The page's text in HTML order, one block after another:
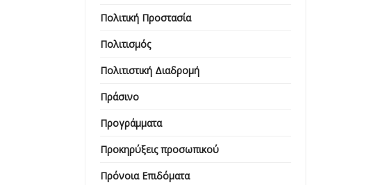
Πολιτική Προστασία
Πολιτισμός
Πολιτιστική Διαδρομή
Πράσινο
Προγράμματα
Προκηρύξεις προσωπικού
Πρόνοια Επιδόματα